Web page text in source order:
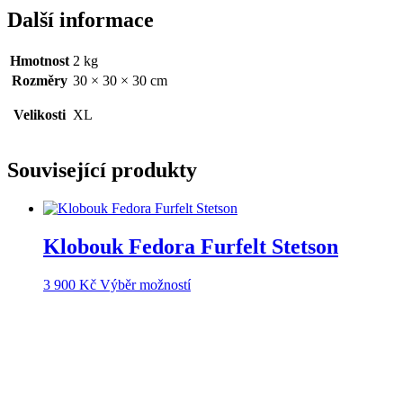
Další informace
Hmotnost 2 kg
Rozměry 30 × 30 × 30 cm
Velikosti XL
Související produkty
Klobouk Fedora Furfelt Stetson
3 900 Kč Výběr možnostíTento